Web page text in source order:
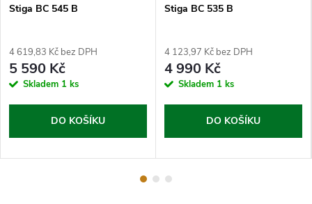
Stiga BC 545 B
4 619,83 Kč bez DPH
5 590 Kč
Skladem 1 ks
DO KOŠÍKU
Stiga BC 535 B
4 123,97 Kč bez DPH
4 990 Kč
Skladem 1 ks
DO KOŠÍKU